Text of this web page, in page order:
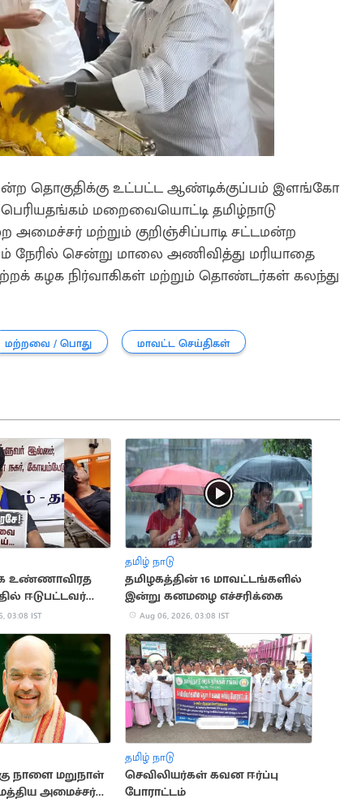
தொகுதிக்கு உட்பட்ட ஆண்டிக்குப்பம் இளங்கோ
பெரியதங்கம் மறைவையொட்டி தமிழ்நாடு
மற்றும் குறிஞ்சிப்பாடி சட்டமன்ற
சென்று மாலை அணிவித்து மரியாதை
கழக நிர்வாகிகள் மற்றும் தொண்டர்கள் கலந்து
மற்றவை / பொது மாவட்ட செய்திகள்
உண்ணாவிரத‌
ஈடுபட்டவர்
03:08 IST
தமிழ் நாடு
தமிழகத்தின் 16 மாவட்டங்களில்
இன்று கனமழை எச்சரிக்கை
Aug 06, 2026, 03:08 IST
நாளை மறுநாள்
அமைச்சர்
தமிழ் நாடு
செவிலியர்கள் கவன ஈர்ப்பு
போராட்டம்